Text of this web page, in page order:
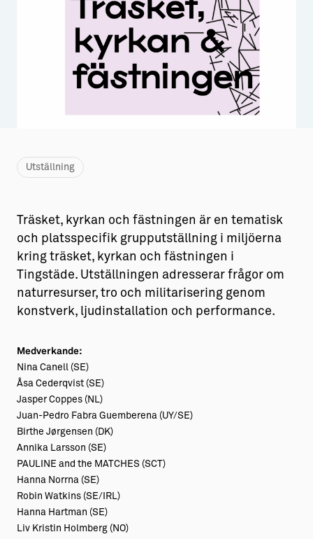
Sustainable Plejs
Möten & kongresser
Almedalsveckan
Visby Centrum
→ Gutamål och gotländska
Allt om bostad
→ Hyra bostad
Allt om livet på Ön
→ Föreningsliv
→ Idrottsliv
→ Tonårsliv
Barn & Familj
Utställning
Träsket, kyrkan och fästningen är en tematisk
och platsspecifik grupputställning i miljöerna
kring träsket, kyrkan och fästningen i
Tingstäde. Utställningen adresserar frågor om
naturresurser, tro och militarisering genom
konstverk, ljudinstallation och performance.
Medverkande:
Nina Canell (SE)
Åsa Cederqvist (SE)
Jasper Coppes (NL)
Juan-Pedro Fabra Guemberena (UY/SE)
Birthe Jørgensen (DK)
Annika Larsson (SE)
PAULINE and the MATCHES (SCT)
Hanna Norrna (SE)
Robin Watkins (SE/IRL)
Hanna Hartman (SE)
Liv Kristin Holmberg (NO)